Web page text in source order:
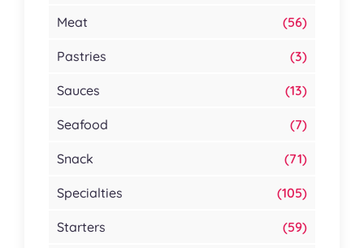
Meat (56)
Pastries (3)
Sauces (13)
Seafood (7)
Snack (71)
Specialties (105)
Starters (59)